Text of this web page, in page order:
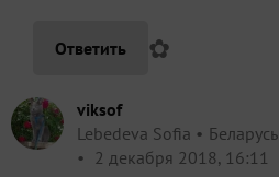
Ответить ✿
viksof
Lebedeva Sofia
Беларусь
2 декабря 2018, 16:11